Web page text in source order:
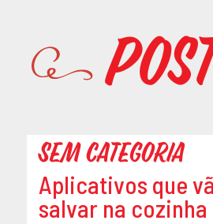
Sem categoria
Aplicativos que
salvar na cozinha